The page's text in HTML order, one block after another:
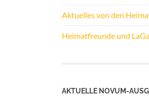
Aktuelles von den
Heimatfreunde und
AKTUELLE NOVUM-